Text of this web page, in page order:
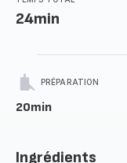
24min
PRÉPARATION
20min
Ingrédients